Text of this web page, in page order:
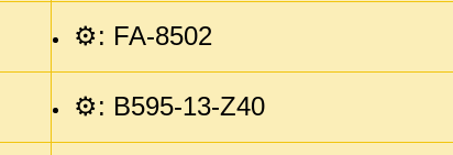
⚙️: FA-8502
⚙️: B595-13-Z40